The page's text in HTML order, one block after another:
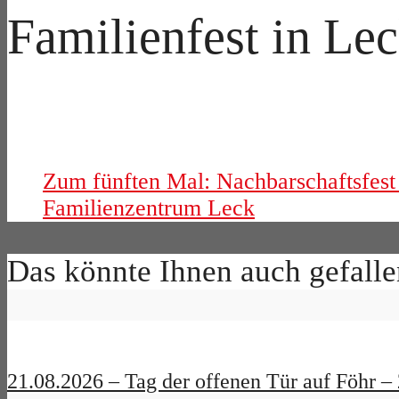
Familienfest in
Zum fünften Mal:
Familienzentrum Leck
Das könnte Ihnen auch
21.08.2026 – Tag der offenen Tür auf Föhr –